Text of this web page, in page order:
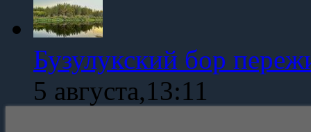
Бузулукский бор
5 августа,13:11